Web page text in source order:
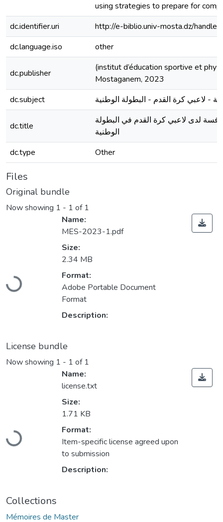
using strategies to prepare for
dc.identifier.uri
http://e-biblio.univ-mosta.dz/
dc.language.iso
other
dc.publisher
(institut d’éducation sportive et
Mostaganem, 2023
dc.subject
- لاعبي كرة القدم - البطولة الوطنية
dc.title
لدى لاعبي كرة القدم في البطولة
الوطنية
dc.type
Other
Files
Original bundle
Now showing 1 - 1 of 1
Loading...
Name:
MES-2023-1.pdf
Size:
2.34 MB
Format:
Adobe Portable Document
Format
Description:
License bundle
Now showing 1 - 1 of 1
Loading...
Name:
license.txt
Size:
1.71 KB
Format:
Item-specific license agreed upon
to submission
Description:
Collections
Mémoires de Master